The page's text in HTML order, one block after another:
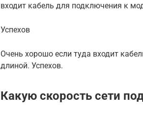
входит кабель для подключения к
Успехов
Очень хорошо если туда входит
длиной. Успехов.
Какую скорость сети